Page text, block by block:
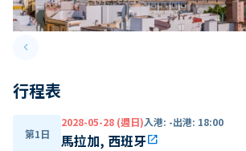
keyboard_arrow_leftPrevious slide
行程表
第1日
2028-05-28 (週日)入港: -出港: 18:00
馬拉加, 西班牙open_in_new